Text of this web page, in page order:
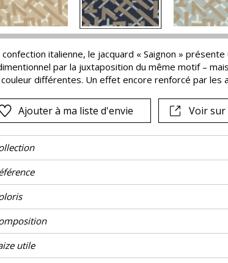
Rose
Rouge
Vert
Violet
confection italienne, le jacquard « Saignon » présente
par la juxtaposition du même motif –
différentes. Un effet encore renforcé par les
qui n’est pas sans rappeler l’attachement de la
Ajouter à ma liste d'envie Voir sur
utile